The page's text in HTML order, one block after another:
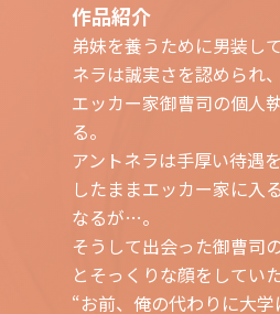
作品紹介
弟妹を養うために男装し
ネラは誠実さを認められ、
エッカー家御曹司の個人
る。
アントネラは手厚い待遇
したままエッカー家に入
なるが…。
そうして出会った御曹司
とそっくりな顔をしていた
“お前、俺の代わりに大